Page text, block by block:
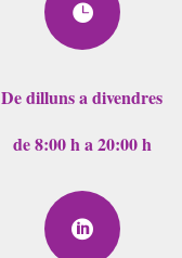

De dilluns a divendres
de 8:00 h a 20:00 h
